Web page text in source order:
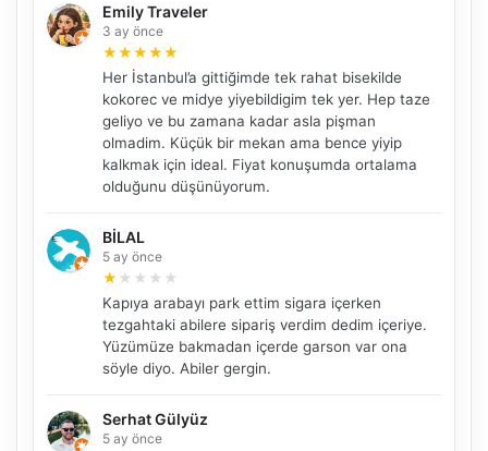
Emily Traveler
3 ay önce
★★★★★
Her İstanbul’a gittiğimde tek rahat bisekilde
kokorec ve midye yiyebildigim tek yer. Hep taze
geliyo ve bu zamana kadar asla pişman
olmadim. Küçük bir mekan ama bence yiyip
kalkmak için ideal. Fiyat konuşumda ortalama
olduğunu düşünüyorum.
BİLAL
5 ay önce
★ ★ ★ ★ ★
Kapıya arabayı park ettim sigara içerken
tezgahtaki abilere sipariş verdim dedim içeriye.
Yüzümüze bakmadan içerde garson var ona
söyle diyo. Abiler gergin.
Serhat Gülyüz
5 ay önce